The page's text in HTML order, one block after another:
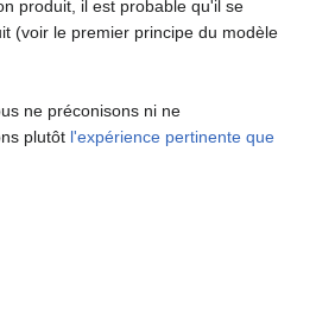
produit, il est probable qu'il se
(voir le premier principe du modèle
ne préconisons ni ne
plutôt l'expérience pertinente que